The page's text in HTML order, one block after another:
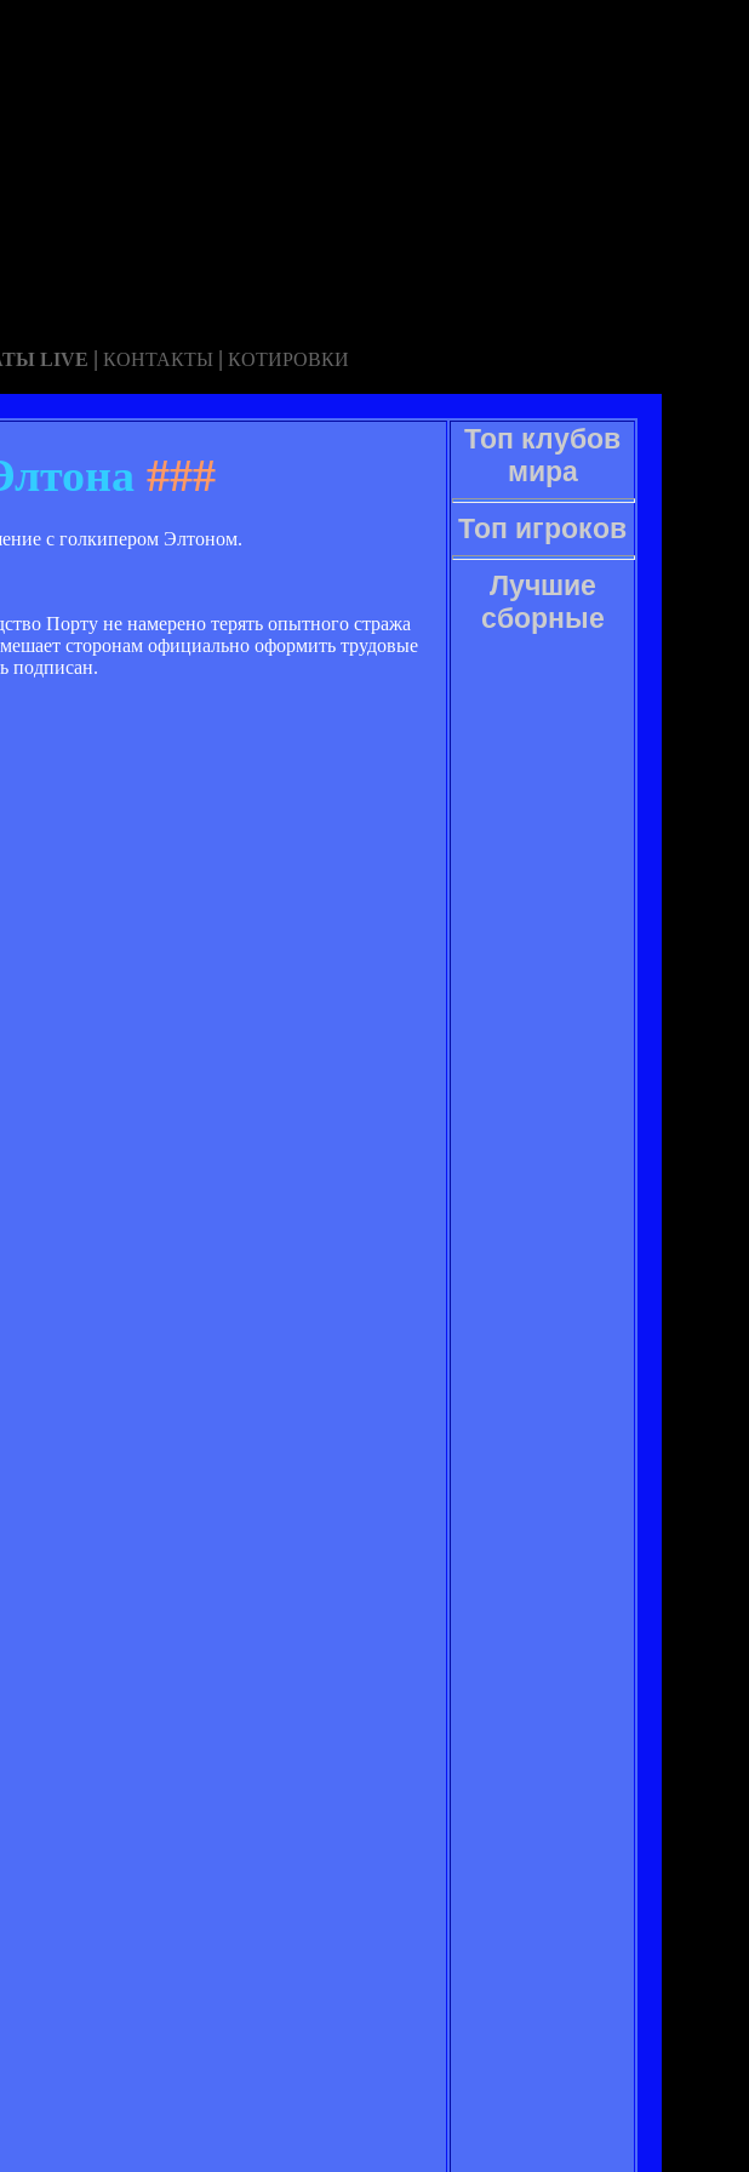
LIVE | КОНТАКТЫ | КОТИРОВКИ
###
с голкипером Элтоном.
Порту не намерено терять опытного стража
сторонам официально оформить трудовые
подписан.
Топ клубов
мира
Топ игроков
Лучшие
сборные